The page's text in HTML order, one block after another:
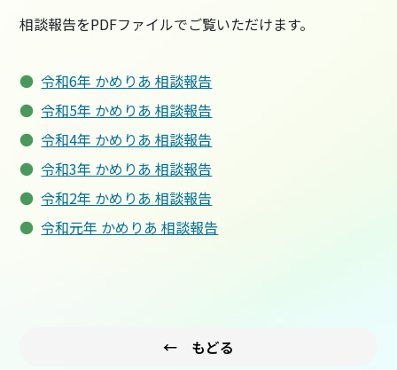
← もどる
相談報告をPDFファイルでご覧いただけます。
令和6年 かめりあ 相談報告
令和5年 かめりあ 相談報告
令和4年 かめりあ 相談報告
令和3年 かめりあ 相談報告
令和2年 かめりあ 相談報告
令和元年 かめりあ 相談報告